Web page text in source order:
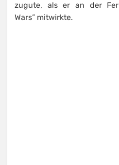
zugute, als er an der
Wars” mitwirkte.